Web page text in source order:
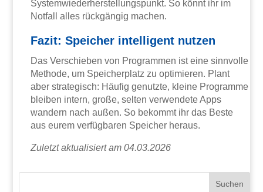
Systemwiederherstellungspunkt. So könnt ihr im
Notfall alles rückgängig machen.
Fazit: Speicher intelligent nutzen
Das Verschieben von Programmen ist eine sinnvolle
Methode, um Speicherplatz zu optimieren. Plant
aber strategisch: Häufig genutzte, kleine Programme
bleiben intern, große, selten verwendete Apps
wandern nach außen. So bekommt ihr das Beste
aus eurem verfügbaren Speicher heraus.
Zuletzt aktualisiert am 04.03.2026